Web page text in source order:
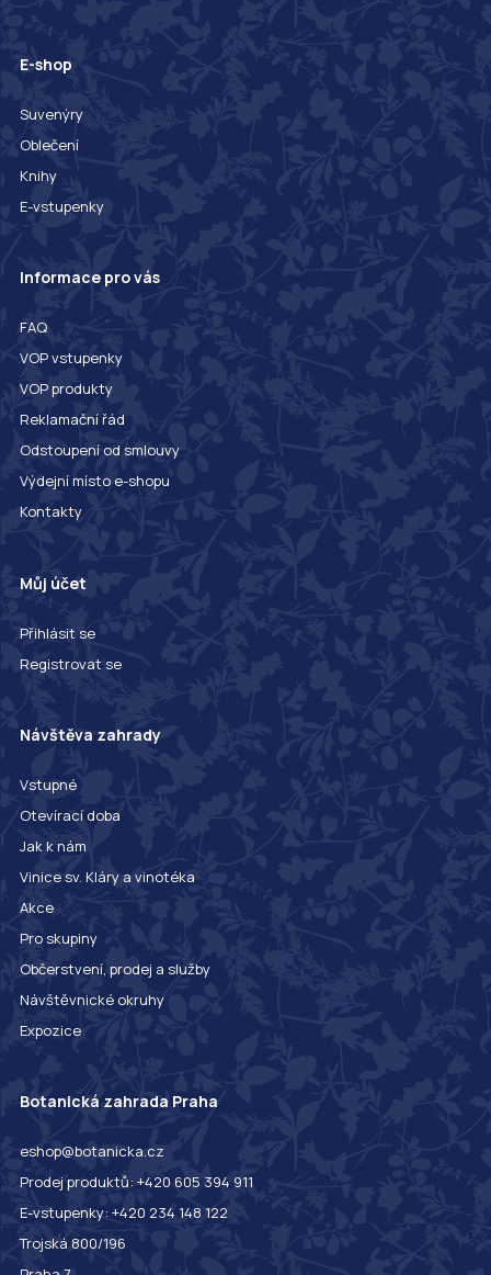
E-shop
Suvenýry
Oblečení
Knihy
E-vstupenky
Informace pro vás
FAQ
VOP vstupenky
VOP produkty
Reklamační řád
Odstoupení od smlouvy
Výdejní místo e-shopu
Kontakty
Můj účet
Přihlásit se
Registrovat se
Návštěva zahrady
Vstupné
Otevírací doba
Jak k nám
Vinice sv. Kláry a vinotéka
Akce
Pro skupiny
Občerstvení, prodej a služby
Návštěvnické okruhy
Expozice
Botanická zahrada Praha
eshop@botanicka.cz
Prodej produktů: +420 605 394 911
E-vstupenky: +420 234 148 122
Trojská 800/196